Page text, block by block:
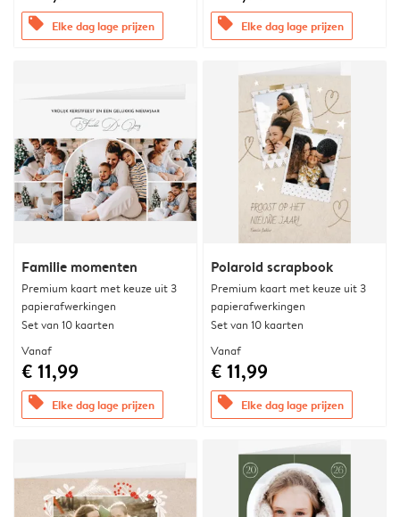
offers Elke dag lage prijzen offers Elke dag lage prijzen
Familie momenten
Premium kaart met keuze uit 3
papierafwerkingen
Set van 10 kaarten
Vanaf
€ 11,99
offers Elke dag lage prijzen
Polaroid scrapbook
Premium kaart met keuze uit 3
papierafwerkingen
Set van 10 kaarten
Vanaf
€ 11,99
offers Elke dag lage prijzen